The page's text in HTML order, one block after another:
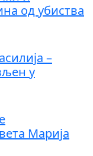
од убиства
–
у
Марија